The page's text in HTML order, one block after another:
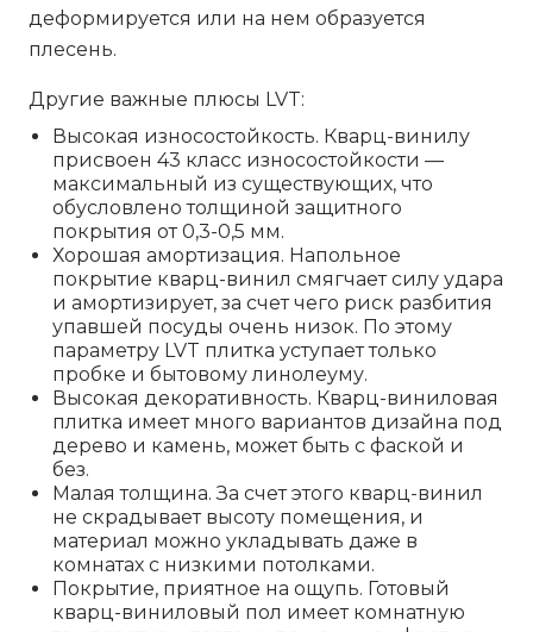
деформируется или на нем образуется
плесень.
Другие важные плюсы LVT:
Высокая износостойкость. Кварц-винилу
присвоен 43 класс износостойкости —
максимальный из существующих, что
обусловлено толщиной защитного
покрытия от 0,3-0,5 мм.
Хорошая амортизация. Напольное
покрытие кварц-винил смягчает силу удара
и амортизирует, за счет чего риск разбития
упавшей посуды очень низок. По этому
параметру LVT плитка уступает только
пробке и бытовому линолеуму.
Высокая декоративность. Кварц-виниловая
плитка имеет много вариантов дизайна под
дерево и камень, может быть с фаской и
без.
Малая толщина. За счет этого кварц-винил
не скрадывает высоту помещения, и
материал можно укладывать даже в
комнатах с низкими потолками.
Покрытие, приятное на ощупь. Готовый
кварц-виниловый пол имеет комнатную